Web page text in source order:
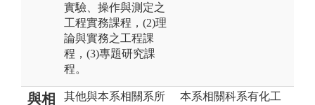
實驗、操作與測定之
工程實務課程，(2)理
論與實務之工程課
程，(3)專題研究課
程。
與相
其他與本系相關系所
本系相關科系有化工